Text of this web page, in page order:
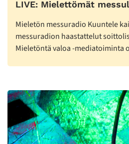
LIVE: Mielettömät
Mieletön messuradio Kuuntele
messuradion haastattelut
Mieletöntä valoa -mediatoiminta